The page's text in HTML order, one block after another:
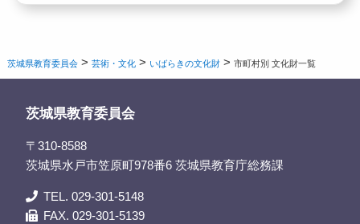
茨城県教育委員会 >芸術・文化 > いばらきの文化財 >市町村別 文化財一覧
茨城県教育委員会
〒310-8588
茨城県水戸市笠原町978番6 茨城県教育庁総務課
TEL. 029-301-5148
FAX. 029-301-5139